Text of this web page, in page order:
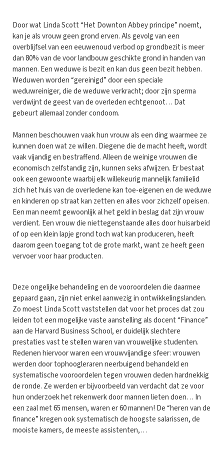
Door wat Linda Scott “Het Downton Abbey principe” noemt,
kan je als vrouw geen grond erven. Als gevolg van een
overblijfsel van een eeuwenoud verbod op grondbezit is meer
dan 80% van de voor landbouw geschikte grond in handen van
mannen. Een weduwe is bezit en kan dus geen bezit hebben.
Weduwen worden “gereinigd” door een speciale
weduwreiniger, die de weduwe verkracht; door zijn sperma
verdwijnt de geest van de overleden echtgenoot… Dat
gebeurt allemaal zonder condoom.
Mannen beschouwen vaak hun vrouw als een ding waarmee ze
kunnen doen wat ze willen. Diegene die de macht heeft, wordt
vaak vijandig en bestraffend. Alleen de weinige vrouwen die
economisch zelfstandig zijn, kunnen seks afwijzen. Er bestaat
ook een gewoonte waarbij elk willekeurig mannelijk familielid
zich het huis van de overledene kan toe-eigenen en de weduwe
en kinderen op straat kan zetten en alles voor zichzelf opeisen.
Een man neemt gewoonlijk al het geld in beslag dat zijn vrouw
verdient. Een vrouw die niettegenstaande alles door huisarbeid
of op een klein lapje grond toch wat kan produceren, heeft
daarom geen toegang tot de grote markt, want ze heeft geen
vervoer voor haar producten.
Deze ongelijke behandeling en de vooroordelen die daarmee
gepaard gaan, zijn niet enkel aanwezig in ontwikkelingslanden.
Zo moest Linda Scott vaststellen dat voor het proces dat zou
leiden tot een mogelijke vaste aanstelling als docent “Finance”
aan de Harvard Business School, er duidelijk slechtere
prestaties vast te stellen waren van vrouwelijke studenten.
Redenen hiervoor waren een vrouwvijandige sfeer: vrouwen
werden door tophoogleraren neerbuigend behandeld en
systematische vooroordelen tegen vrouwen deden hardnekkig
de ronde. Ze werden er bijvoorbeeld van verdacht dat ze voor
hun onderzoek het rekenwerk door mannen lieten doen… In
een zaal met 65 mensen, waren er 60 mannen! De “heren van de
finance” kregen ook systematisch de hoogste salarissen, de
mooiste kamers, de meeste assistenten,…